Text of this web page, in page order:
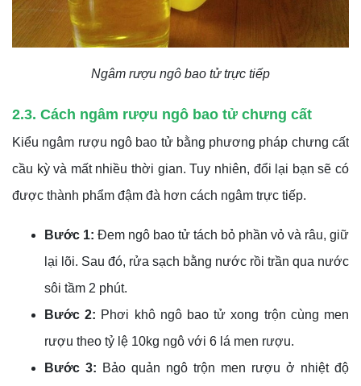
Ngâm rượu ngô bao tử trực tiếp
2.3. Cách ngâm rượu ngô bao tử chưng cất
Kiểu ngâm rượu ngô bao tử bằng phương pháp chưng cất
cầu kỳ và mất nhiều thời gian. Tuy nhiên, đổi lại bạn sẽ có
được thành phẩm đậm đà hơn cách ngâm trực tiếp.
Bước 1: Đem ngô bao tử tách bỏ phần vỏ và râu, giữ
lại lõi. Sau đó, rửa sạch bằng nước rồi trần qua nước
sôi tầm 2 phút.
Bước 2: Phơi khô ngô bao tử xong trộn cùng men
rượu theo tỷ lệ 10kg ngô với 6 lá men rượu.
Bước 3: Bảo quản ngô trộn men rượu ở nhiệt độ